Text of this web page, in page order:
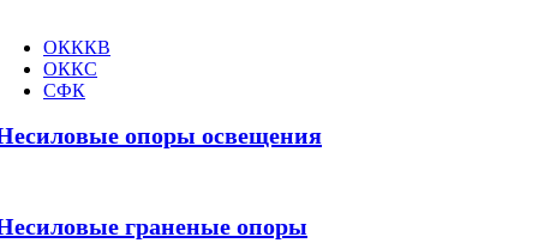
ОКККВ
ОККС
СФК
опоры освещения
граненые опоры